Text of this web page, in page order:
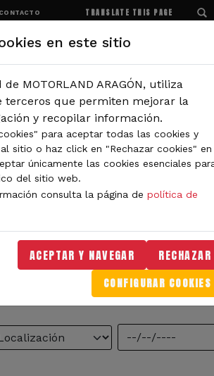
CONTACTO TRANSLATE THIS PAGE
encontrarás noticias sobre eventos,
o tipo de contenido y no te pierdas
en este sitio
MOTORLAND ARAGÓN, utiliza
terceros que permiten mejorar la
y recopilar información.
para aceptar todas las cookies y
sitio o haz click en "Rechazar cookies" en
únicamente las cookies esenciales
del sitio web.
consulta la página de política de
ACEPTAR Y NAVEGAR RECHAZAR
CONFIGURAR COOKIES